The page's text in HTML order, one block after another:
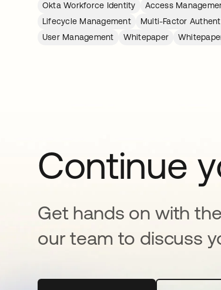
Okta Workforce Identity
Access
Lifecycle Management
Multi-Factor
User Management
Whitepaper
Continue
Get hands on with
our team to discuss